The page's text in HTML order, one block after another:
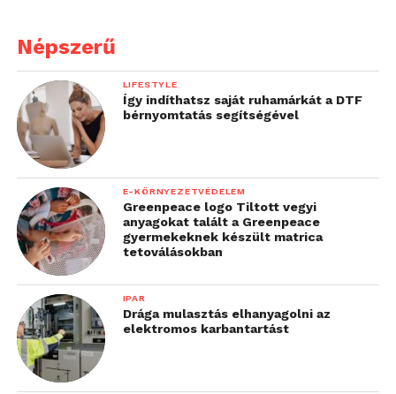
Népszerű
LIFESTYLE
Így indíthatsz saját ruhamárkát a DTF
bérnyomtatás segítségével
E-KÖRNYEZETVÉDELEM
Greenpeace logo Tiltott vegyi
anyagokat talált a Greenpeace
gyermekeknek készült matrica
tetoválásokban
IPAR
Drága mulasztás elhanyagolni az
elektromos karbantartást